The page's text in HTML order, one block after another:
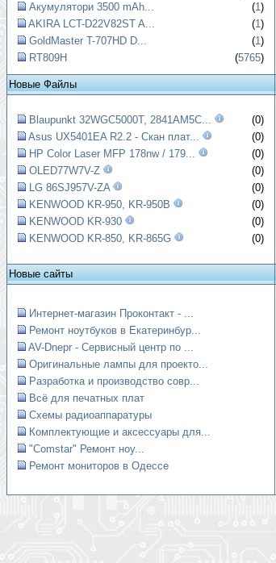
Акумулятори 3500 mAh...
(1)
AKIRA LCT-D22V82ST A...
(1)
GoldMaster T-707HD D...
(1)
RT809H
(5765)
Новые Файлы
Blaupunkt 32WGC5000T, 2841AM5C...
(0)
Asus UX5401EA R2.2 - Скан плат...
(0)
HP Color Laser MFP 178nw / 179...
(0)
OLED77W7V-Z
(0)
LG 86SJ957V-ZA
(0)
KENWOOD KR-950, KR-950B
(0)
KENWOOD KR-930
(0)
KENWOOD KR-850, KR-865G
(0)
Новые сайты
Интернет-магазин Проконтакт - ...
Ремонт ноутбуков в Екатеринбур...
AV-Dnepr - Сервисный центр по ...
Оригинальные лампы для проекто...
Разработка и производство совр...
Всё для печатных плат
Схемы радиоаппаратуры
Комплектующие и аксессуары для...
"Comstar" Ремонт ноу...
Ремонт мониторов в Одессе